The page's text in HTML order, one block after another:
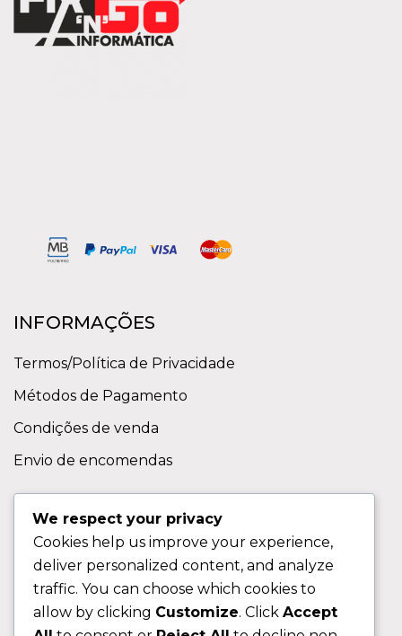
INFORMAÇÕES
Termos/Política de Privacidade
Métodos de Pagamento
Condições de venda
Envio de encomendas
Contactos
Sobre nos
FAQ (Perguntas Frequentes)
We respect your privacy
Cookies help us improve your experience,
deliver personalized content, and analyze
traffic. You can choose which cookies to
allow by clicking Customize. Click Accept